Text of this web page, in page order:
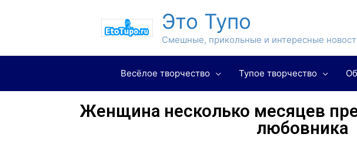
Это Тупо
Смешные, прикольные и интересные
Весёлое творчество Тупое творчество
Женщина несколько месяцев
любовника